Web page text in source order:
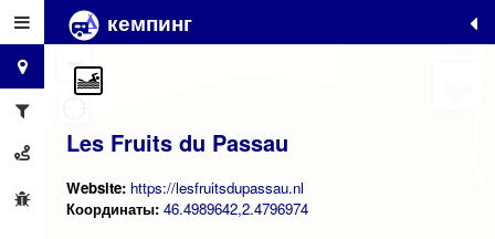
кемпинг
Les Fruits du Passau
Website: https://lesfruitsdupassau.nl
Координаты: 46.4989642,2.4796974
+
−